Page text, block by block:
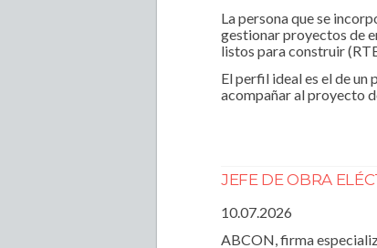
La persona que se
gestionar proyectos de
listos para construir
El perfil ideal es el de
acompañar al proyecto
JEFE DE OBRA
10.07.2026
ABCON, firma